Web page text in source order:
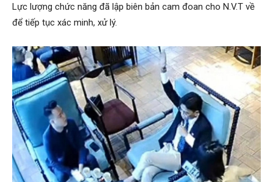
Lực lượng chức năng đã lập biên bản cam đoan cho N.V.T về
để tiếp tục xác minh, xử lý.